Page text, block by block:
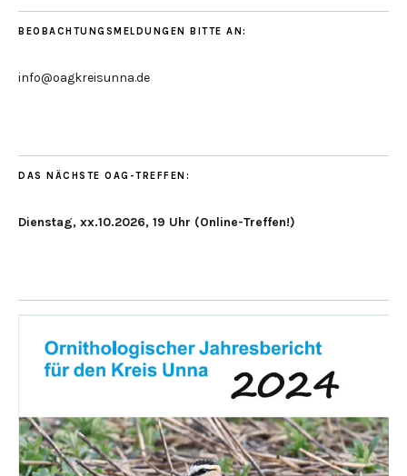
BEOBACHTUNGSMELDUNGEN BITTE AN:
info@oagkreisunna.de
DAS NÄCHSTE OAG-TREFFEN:
Dienstag, xx.10.2026, 19 Uhr (Online-Treffen!)